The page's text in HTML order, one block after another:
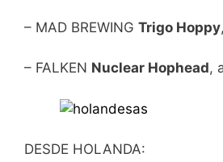
– MAD BREWING Trigo Hoppy
– FALKEN Nuclear Hophead,
DESDE HOLANDA: